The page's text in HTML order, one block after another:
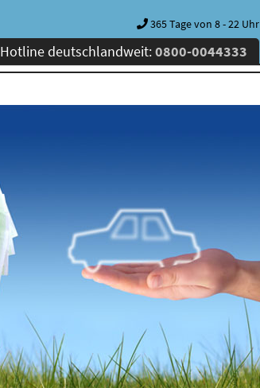
365 Tage von 8 - 22 Uhr
Hotline deutschlandweit:0800-0044333